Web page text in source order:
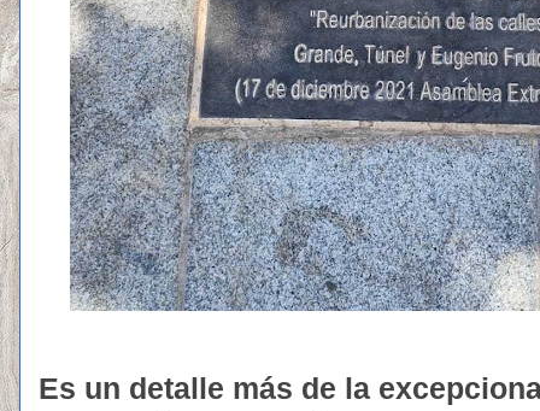
Es un detalle más de la